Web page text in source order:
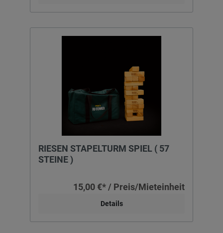
RIESEN STAPELTURM SPIEL ( 57
STEINE )
15,00 €* / Preis/Mieteinheit
Details